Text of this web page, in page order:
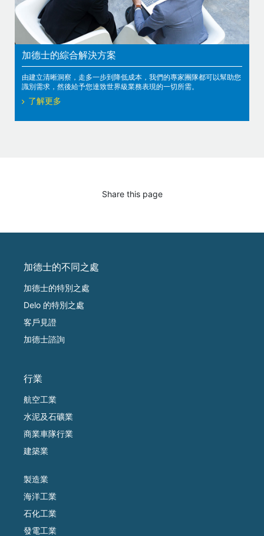
加德士的綜合解決方案
由建立清晰洞察，走多一步到降低成本，我們的專家團隊都可以幫助您
識別需求，然後給予您達致世界級業務表現的一切所需。
了解更多
Share this page
加德士的不同之處
加德士的特別之處
Delo 的特別之處
客戶見證
加德士諮詢
行業
航空工業
水泥及石礦業
商業車隊行業
建築業
製造業
海洋工業
石化工業
發電工業